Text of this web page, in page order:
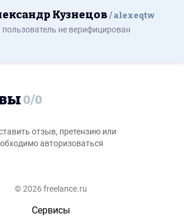
Кузнецов alexeqtw
пользователь не верифицирован
0/0
отзыв, претензию или
авторизоваться
© 2026 freelance.ru
Сервисы